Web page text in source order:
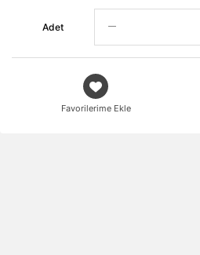
Adet
Favorilerime Ekle